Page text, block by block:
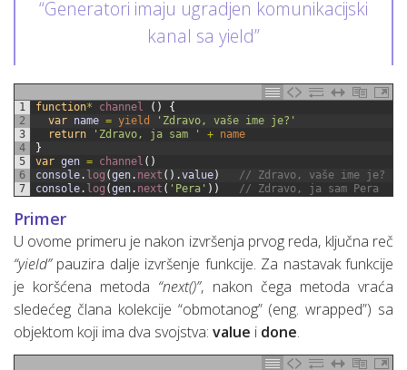
“Generatori imaju ugradjen komunikacijski
kanal sa yield”
1
2
3
4
5
6
7
function* channel ( )
{
var name = yield
'Zdravo, vaše ime je?'
return
'Zdravo, ja sam ' + name
}
var gen = channel ( )
console. log (gen. next ( ) .value)
// Zdravo, vaše ime je?
console. log (gen. next ( 'Pera' ) ) // Zdravo, ja sam Pera
Primer
U ovome primeru je nakon izvršenja prvog reda, ključna reč
“yield”pauzira dalje izvršenje funkcije. Za nastavak funkcije
je koršćena metoda “next()”, nakon čega metoda vraća
sledećeg člana kolekcije “obmotanog” (eng. wrapped”) sa
objektom koji ima dva svojstva: value i done.